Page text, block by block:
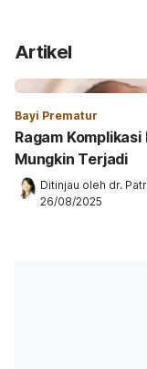
Artikel
Bayi Prematur
Ragam
Mungkin Terjadi
Ditinjau oleh dr.
26/08/2025